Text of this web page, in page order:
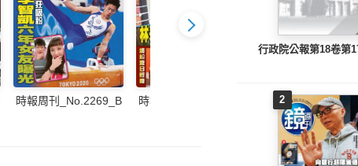
時報周刊_No.2269_B 時報周刊_No.2268_B 時報周刊
行政院公報第18卷第
2